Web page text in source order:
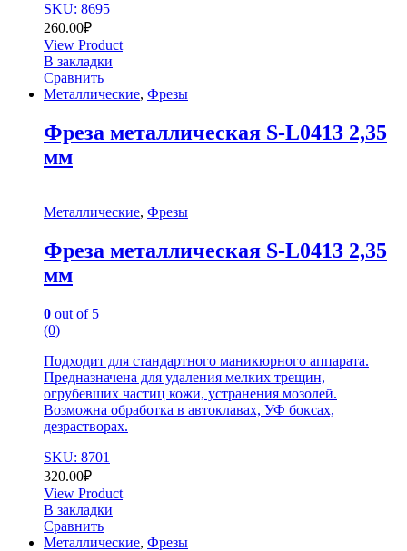
SKU: 8695
260.00₽
View Product
В закладки
Сравнить
Металлические, Фрезы
Фреза металлическая S-L0413 2,35
мм
Металлические, Фрезы
Фреза металлическая S-L0413 2,35
мм
0 out of 5
(0)
Подходит для стандартного маникюрного аппарата.
Предназначена для удаления мелких трещин,
огрубевших частиц кожи, устранения мозолей.
Возможна обработка в автоклавах, УФ боксах,
дезрастворах.
SKU: 8701
320.00₽
View Product
В закладки
Сравнить
Металлические, Фрезы